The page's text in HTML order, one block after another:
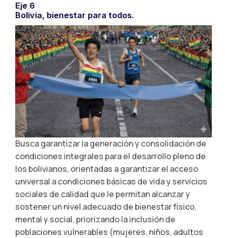
Eje 6
Bolivia, bienestar para todos.
Busca garantizar la generación y consolidación de
condiciones integrales para el desarrollo pleno de
los bolivianos, orientadas a garantizar el acceso
universal a condiciones básicas de vida y servicios
sociales de calidad que le permitan alcanzar y
sostener un nivel adecuado de bienestar físico,
mental y social, priorizando la inclusión de
poblaciones vulnerables (mujeres, niños, adultos